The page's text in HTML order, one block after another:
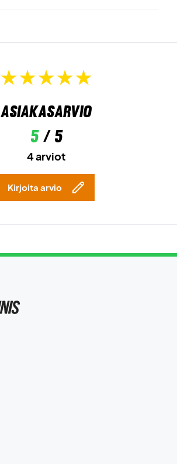
Asiakasarvio
5/ 5
4 arviot
Kirjoita arvio